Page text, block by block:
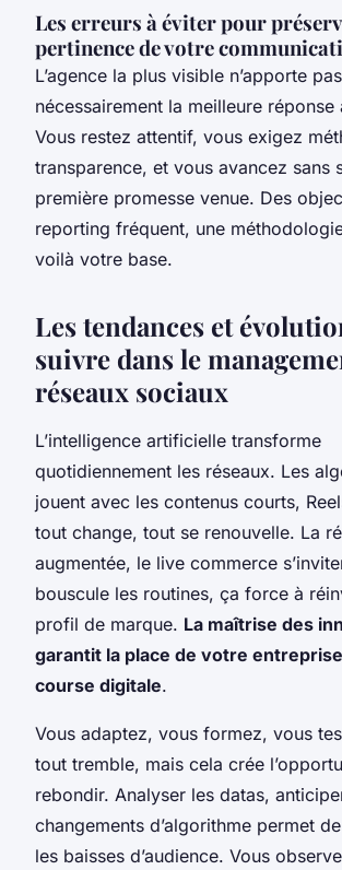
Les erreurs à éviter pour
pertinence de votre
L’agence la plus visible n’apporte pas
nécessairement la meilleure réponse
Vous restez attentif, vous exigez
transparence, et vous avancez sans
première promesse venue. Des
reporting fréquent, une
voilà votre base.
Les tendances et
suivre dans le
réseaux sociaux
L’intelligence artificielle transforme
quotidiennement les réseaux. Les
jouent avec les contenus courts,
tout change, tout se renouvelle. La
augmentée, le live commerce
bouscule les routines, ça force à
profil de marque. La maîtrise des
garantit la place de votre
course digitale.
Vous adaptez, vous formez, vous
tout tremble, mais cela crée
rebondir. Analyser les datas,
changements d’algorithme permet
les baisses d’audience. Vous